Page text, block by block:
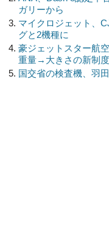
ガリーから
マイクロジェット、
グと2機種に
豪ジェットスター航
重量→大きさの新制度
国交省の検査機、羽